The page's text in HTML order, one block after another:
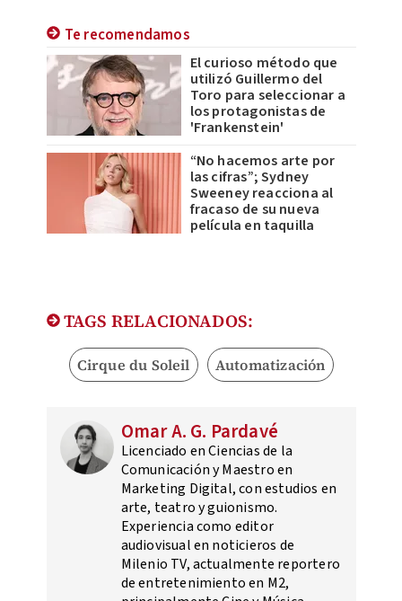
Te recomendamos
El curioso método que
utilizó Guillermo del
Toro para seleccionar a
los protagonistas de
'Frankenstein'
“No hacemos arte por
las cifras”; Sydney
Sweeney reacciona al
fracaso de su nueva
película en taquilla
TAGS RELACIONADOS:
Cirque du Soleil Automatización
Omar A. G. Pardavé
Licenciado en Ciencias de la
Comunicación y Maestro en
Marketing Digital, con estudios en
arte, teatro y guionismo.
Experiencia como editor
audiovisual en noticieros de
Milenio TV, actualmente reportero
de entretenimiento en M2,